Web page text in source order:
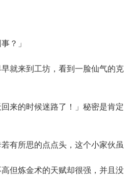
？」
来到工坊，看到一脸仙气的克
的时候迷路了！」秘密是肯定
所思的点点头，这个小家伙虽
但炼金术的天赋却很强，并且没